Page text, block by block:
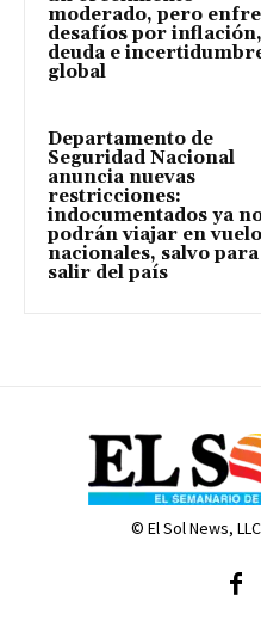
moderado, pero
desafíos por inflación,
deuda e
global
Departamento de
Seguridad Nacional
anuncia nuevas
restricciones:
indocumentados ya
podrán viajar en
nacionales, salvo para
salir del país
© El Sol News,